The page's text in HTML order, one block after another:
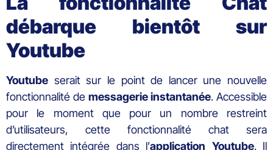
débarque bientôt sur
Youtube
Youtube serait sur le point de lancer une nouvelle
fonctionnalité de messagerie instantanée. Accessible
pour le moment que pour un nombre restreint
d’utilisateurs, cette fonctionnalité chat sera
directement intégrée dans l’application Youtube. Il